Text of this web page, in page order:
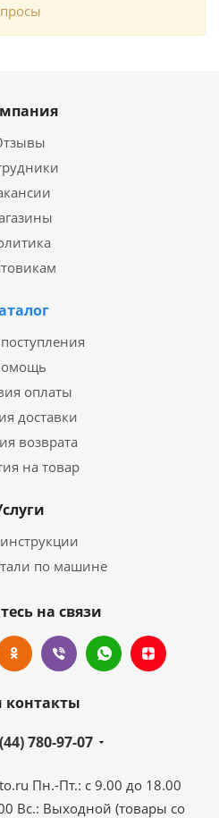
оплаты
доставки
возврата
на товар
по машине
на связи
780-97-07
Пн.-Пт.: с 9.00 до 18.00
Вс.: Выходной (товары со